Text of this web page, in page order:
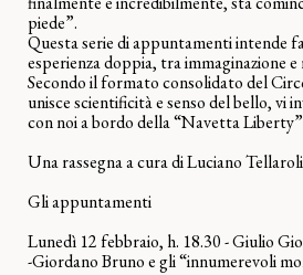
piede”.
Questa serie di appuntamenti intende
esperienza doppia, tra immaginazione
Secondo il formato consolidato del
unisce scientificità e senso del bello, vi
con noi a bordo della “Navetta
Una rassegna a cura di Luciano
Gli appuntamenti
Lunedì 12 febbraio, h. 18.30 - Giulio
-Giordano Bruno e gli “innumerevoli